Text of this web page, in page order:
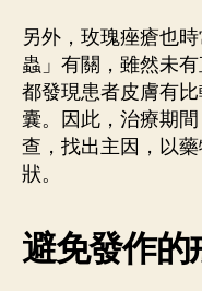
另外，玫瑰痤瘡也
蟲」有關，雖然未
都發現患者皮膚有
囊。因此，治療期
查，找出主因，以
狀。
避免發作的